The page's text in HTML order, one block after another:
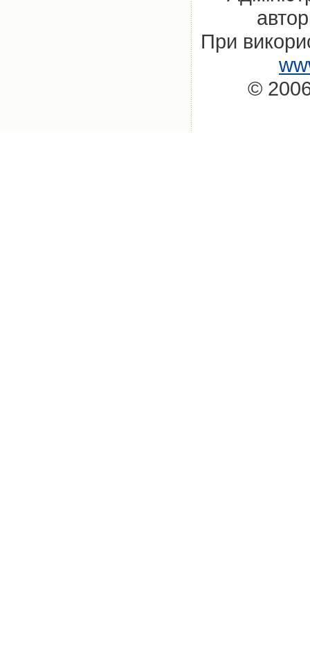
При
©